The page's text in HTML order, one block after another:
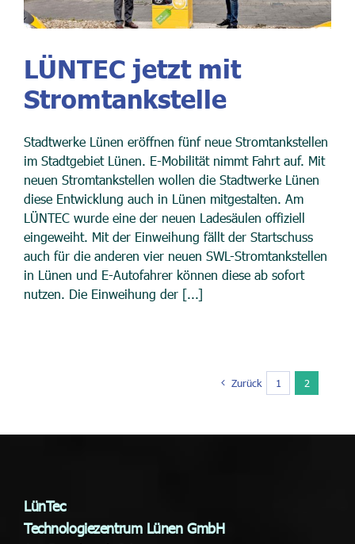
LÜNTEC jetzt mit
Stromtankstelle
Stadtwerke Lünen eröffnen fünf neue Stromtankstellen
im Stadtgebiet Lünen. E-Mobilität nimmt Fahrt auf. Mit
neuen Stromtankstellen wollen die Stadtwerke Lünen
diese Entwicklung auch in Lünen mitgestalten. Am
LÜNTEC wurde eine der neuen Ladesäulen offiziell
eingeweiht. Mit der Einweihung fällt der Startschuss
auch für die anderen vier neuen SWL-Stromtankstellen
in Lünen und E-Autofahrer können diese ab sofort
nutzen. Die Einweihung der [...]
Zurück 1 2
LünTec
Technologiezentrum Lünen GmbH